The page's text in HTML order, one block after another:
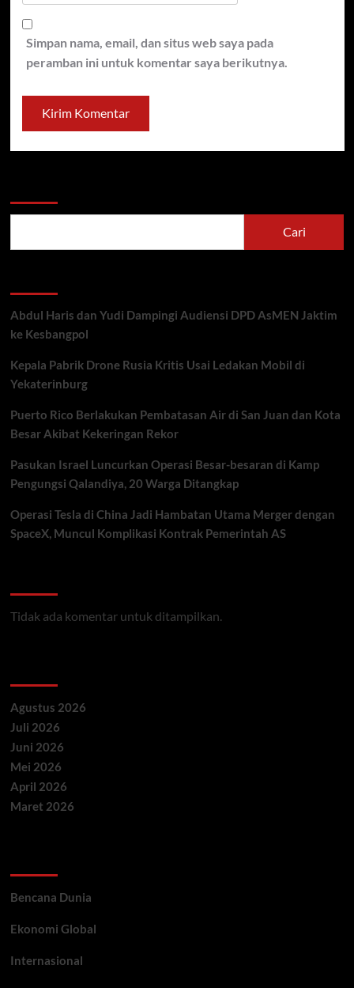
Simpan nama, email, dan situs web saya pada
peramban ini untuk komentar saya berikutnya.
Cari
Abdul Haris dan Yudi Dampingi Audiensi DPD AsMEN Jaktim
ke Kesbangpol
Kepala Pabrik Drone Rusia Kritis Usai Ledakan Mobil di
Yekaterinburg
Puerto Rico Berlakukan Pembatasan Air di San Juan dan Kota
Besar Akibat Kekeringan Rekor
Pasukan Israel Luncurkan Operasi Besar-besaran di Kamp
Pengungsi Qalandiya, 20 Warga Ditangkap
Operasi Tesla di China Jadi Hambatan Utama Merger dengan
SpaceX, Muncul Komplikasi Kontrak Pemerintah AS
Tidak ada komentar untuk ditampilkan.
Agustus 2026
Juli 2026
Juni 2026
Mei 2026
April 2026
Maret 2026
Bencana Dunia
Ekonomi Global
Internasional